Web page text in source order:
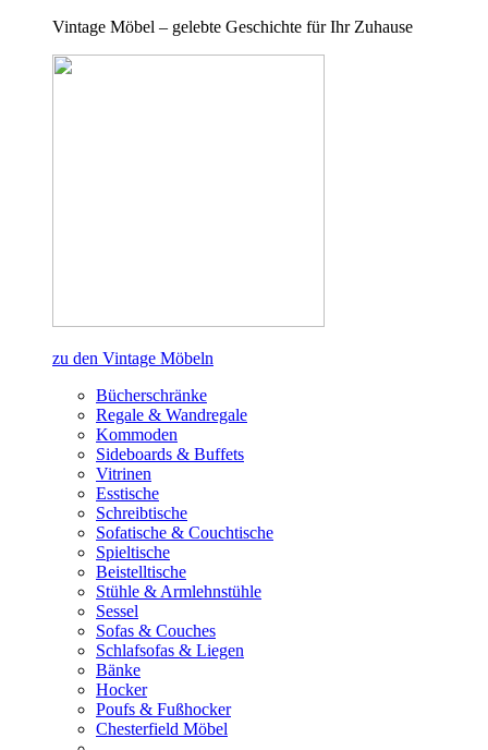
Vintage Möbel – gelebte Geschichte für Ihr Zuhause
zu den Vintage Möbeln
Bücherschränke
Regale & Wandregale
Kommoden
Sideboards & Buffets
Vitrinen
Esstische
Schreibtische
Sofatische & Couchtische
Spieltische
Beistelltische
Stühle & Armlehnstühle
Sessel
Sofas & Couches
Schlafsofas & Liegen
Bänke
Hocker
Poufs & Fußhocker
Chesterfield Möbel